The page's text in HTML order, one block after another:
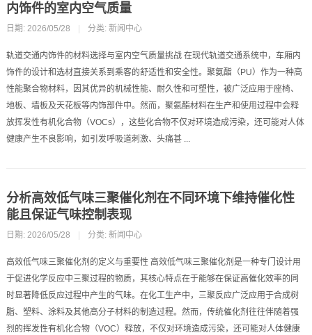
内饰件的室内空气质量
日期: 2026/05/28 分类: 新闻中心
轨道交通内饰件的材料选择与室内空气质量挑战 在现代轨道交通系统中，车厢内
饰件的设计和选材直接关系到乘客的舒适性和安全性。聚氨酯（PU）作为一种高
性能聚合物材料，因其优异的机械性能、耐久性和可塑性，被广泛应用于座椅、
地板、墙板及天花板等内饰部件中。然而，聚氨酯材料在生产和使用过程中会释
放挥发性有机化合物（VOCs），这些化合物不仅对环境造成污染，还可能对人体
健康产生不良影响，如引发呼吸道刺激、头痛甚 ...
分析高效低气味三聚催化剂在不同环境下维持催化性
能且保证气味控制表现
日期: 2026/05/28 分类: 新闻中心
高效低气味三聚催化剂的定义与重要性 高效低气味三聚催化剂是一种专门设计用
于促进化学反应中三聚过程的物质，其核心特点在于能够在保证高催化效率的同
时显著降低反应过程中产生的气味。在化工生产中，三聚反应广泛应用于合成树
脂、塑料、涂料及其他高分子材料的制造过程。然而，传统催化剂往往伴随着强
烈的挥发性有机化合物（VOC）释放，不仅对环境造成污染，还可能对人体健康